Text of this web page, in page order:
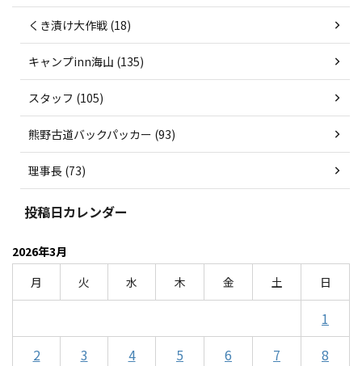
くき漬け大作戦 (18)
キャンプinn海山 (135)
スタッフ (105)
熊野古道バックパッカー (93)
理事長 (73)
投稿日カレンダー
2026年3月
月
火 水 木 金 土 日
1
2
3 4 5 6 7
8